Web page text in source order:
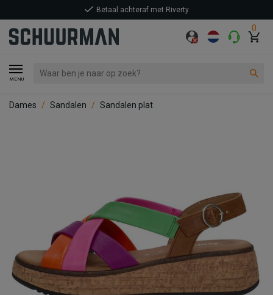
0
MENU
Betaal achteraf met Riverty
Dames Sandalen Sandalen plat